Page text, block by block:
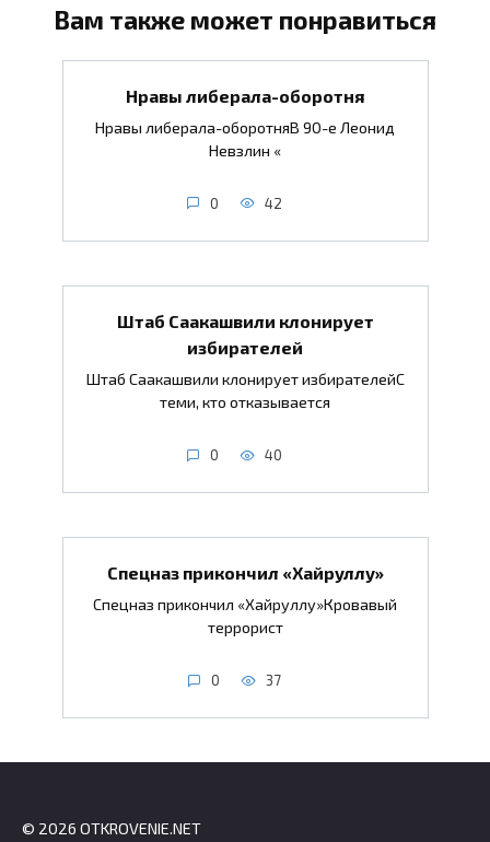
Вам также может понравиться
Нравы либерала-оборотня
Нравы либерала-оборотняВ 90-е Леонид
Невзлин «
0 42
Штаб Саакашвили клонирует
избирателей
Штаб Саакашвили клонирует избирателейС
теми, кто отказывается
0 40
Спецназ прикончил «Хайруллу»
Спецназ прикончил «Хайруллу»Кровавый
террорист
0 37
© 2026 OTKROVENIE.NET